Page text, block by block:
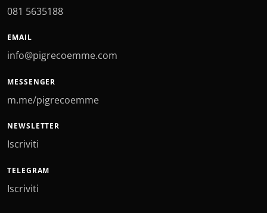
081 5635188
EMAIL
info@pigrecoemme.com
MESSENGER
m.me/pigrecoemme
NEWSLETTER
Iscriviti
TELEGRAM
Iscriviti